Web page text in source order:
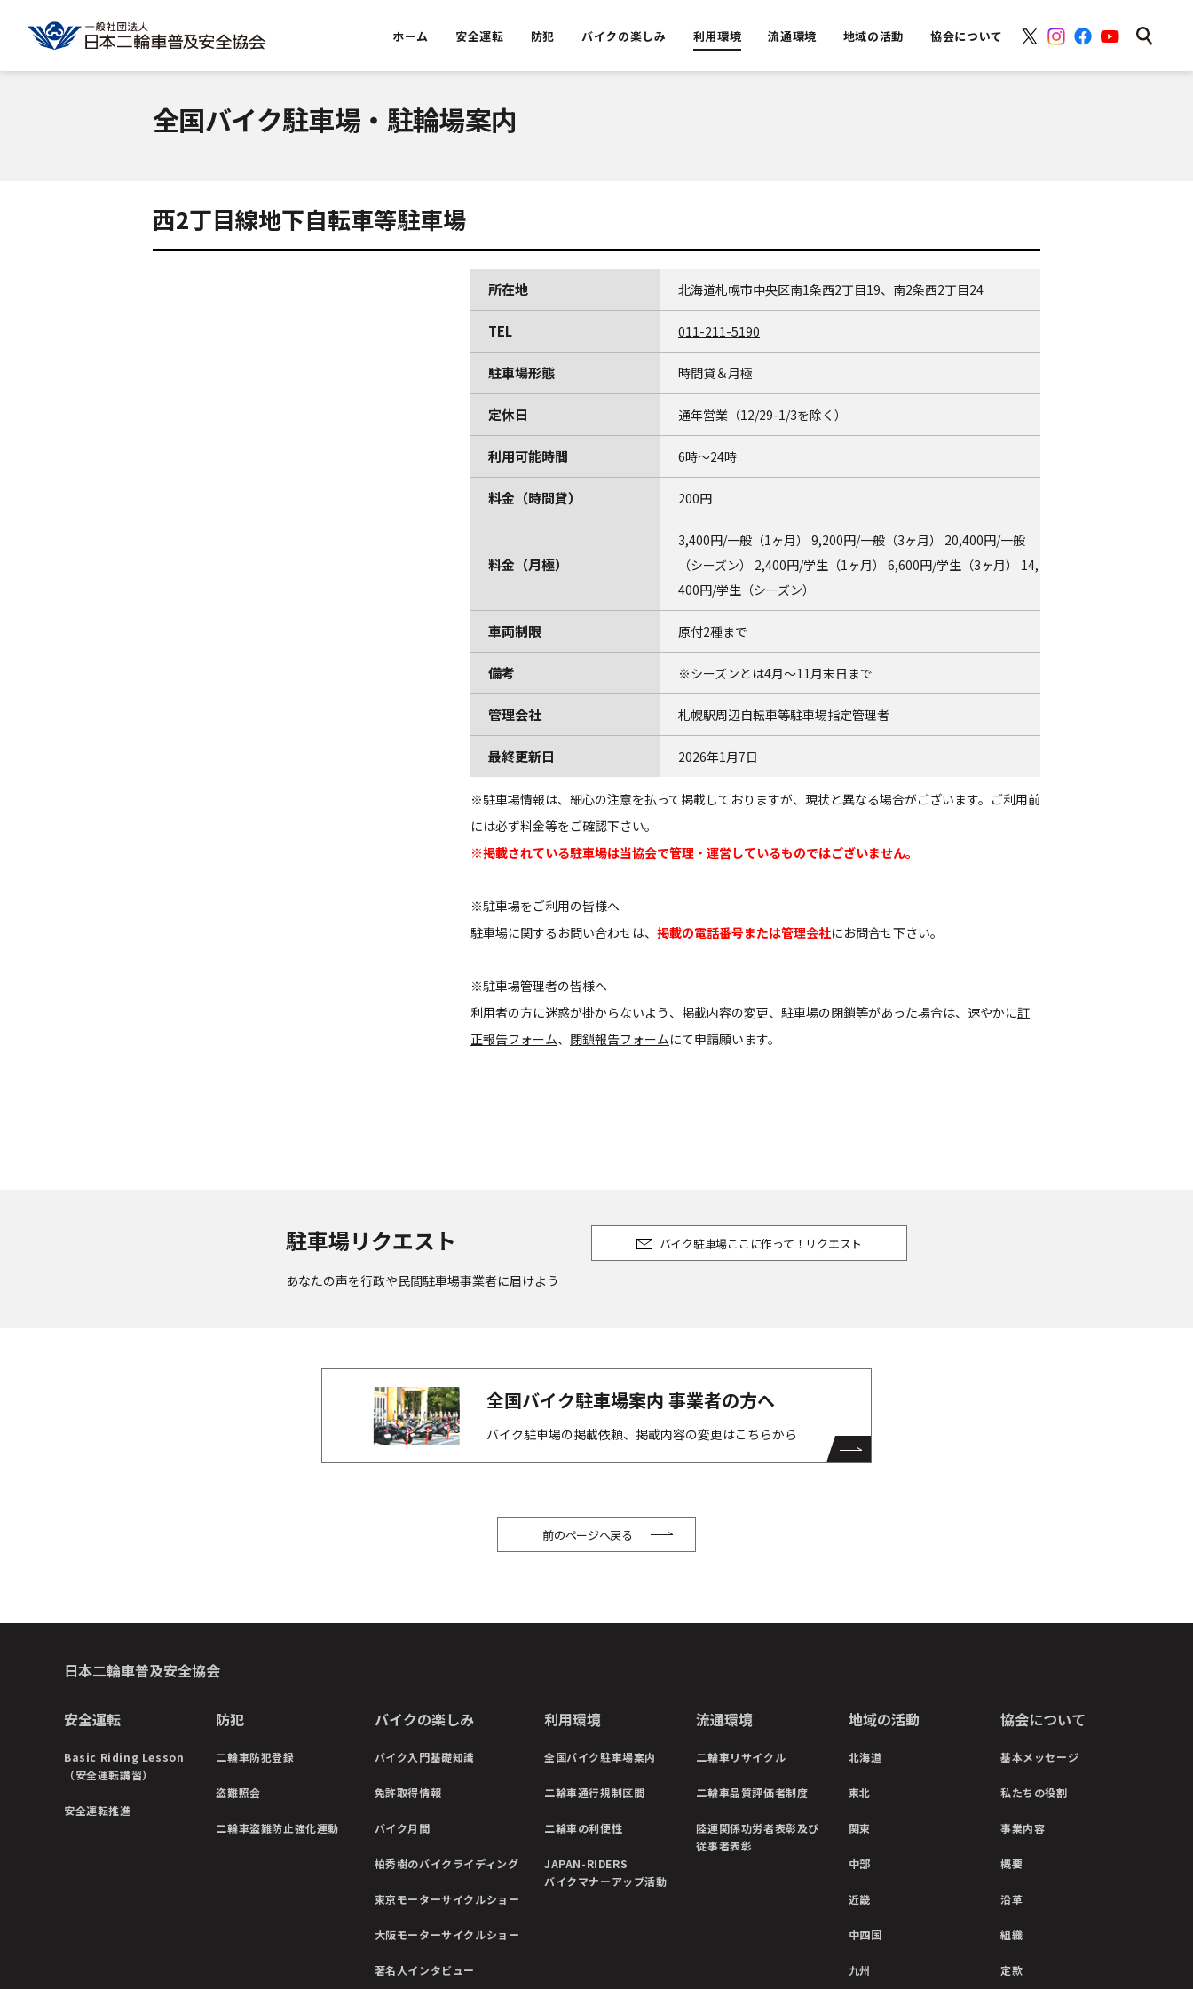
ホーム 安全運転 防犯 バイクの楽しみ 利用環境 流通環境 地域の活動 協会について
全国バイク駐車場・駐輪場案内
西2丁目線地下自転車等駐車場
所在地 北海道札幌市中央区南1条西2丁目19、南2条西2丁目24
TEL 011-211-5190
駐車場形態 時間貸＆月極
定休日 通年営業（12/29-1/3を除く）
利用可能時間 6時～24時
料金（時間貸） 200円
料金（月極）
3,400円/一般（1ヶ月） 9,200円/一般（3ヶ月） 20,400円/一般
（シーズン） 2,400円/学生（1ヶ月） 6,600円/学生（3ヶ月） 14,
400円/学生（シーズン）
車両制限 原付2種まで
備考 ※シーズンとは4月～11月末日まで
管理会社 札幌駅周辺自転車等駐車場指定管理者
最終更新日 2026年1月7日
※駐車場情報は、細心の注意を払って掲載しておりますが、現状と異なる場合がございます。ご利用前
には必ず料金等をご確認下さい。
※掲載されている駐車場は当協会で管理・運営しているものではございません。
※駐車場をご利用の皆様へ
駐車場に関するお問い合わせは、 掲載の電話番号または管理会社にお問合せ下さい。
※駐車場管理者の皆様へ
利用者の方に迷惑が掛からないよう、掲載内容の変更、駐車場の閉鎖等があった場合は、速やかに訂
正報告フォーム、 閉鎖報告フォームにて申請願います。
駐車場リクエスト
あなたの声を行政や民間駐車場事業者に届けよう
バイク駐車場ここに作って！リクエスト
全国バイク駐車場案内 事業者の方へ
バイク駐車場の掲載依頼、掲載内容の変更はこちらから
前のページへ戻る
日本二輪車普及安全協会
安全運転
Basic Riding Lesson
（安全運転講習）
安全運転推進
防犯
二輪車防犯登録
盗難照会
二輪車盗難防止強化運動
バイクの楽しみ
バイク入門基礎知識
免許取得情報
バイク月間
柏秀樹のバイクライディング
東京モーターサイクルショー
大阪モーターサイクルショー
著名人インタビュー
利用環境
全国バイク駐車場案内
二輪車通行規制区間
二輪車の利便性
JAPAN-RIDERS
バイクマナーアップ活動
流通環境
二輪車リサイクル
二輪車品質評価者制度
陸運関係功労者表彰及び
従事者表彰
地域の活動
北海道
東北
関東
中部
近畿
中四国
九州
協会について
基本メッセージ
私たちの役割
事業内容
概要
沿革
組織
定款